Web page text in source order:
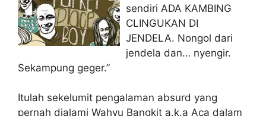
sendiri ADA KAMBING
CLINGUKAN DI
JENDELA. Nongol dari
jendela dan… nyengir.
Sekampung geger.”
Itulah sekelumit pengalaman absurd yang
pernah dialami Wahyu Bangkit a.k.a Aca dalam